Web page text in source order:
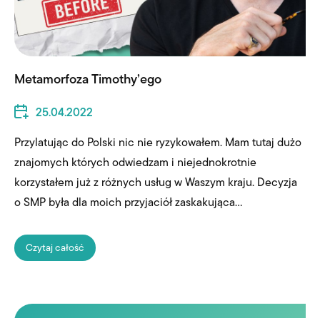
Metamorfoza Timothy’ego
25.04.2022
Przylatując do Polski nic nie ryzykowałem. Mam tutaj dużo
znajomych których odwiedzam i niejednokrotnie
korzystałem już z różnych usług w Waszym kraju. Decyzja
o SMP była dla moich przyjaciół zaskakująca...
Czytaj całość